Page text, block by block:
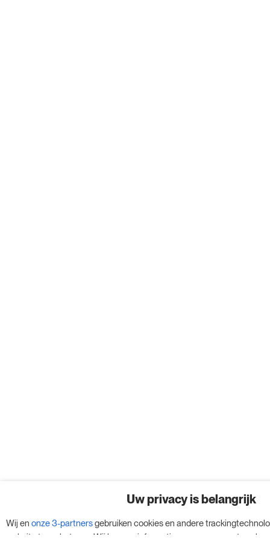
Uw privacy is belangrijk
Wij en onze 3-partnersgebruiken cookies en andere
website te verbeteren. Wij kunnen informatie op een apparaat